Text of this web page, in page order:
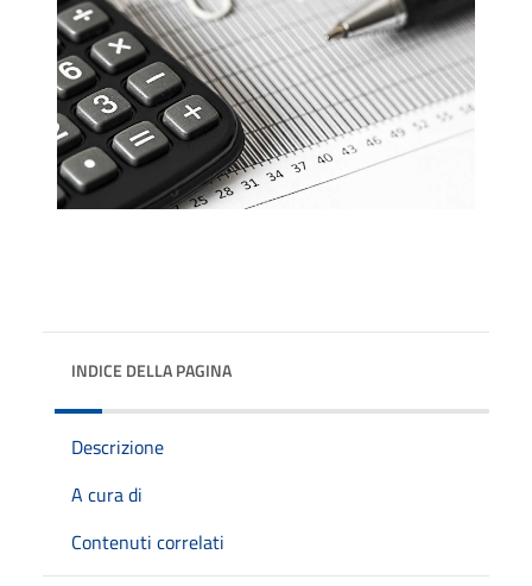
INDICE DELLA PAGINA
Descrizione
A cura di
Contenuti correlati